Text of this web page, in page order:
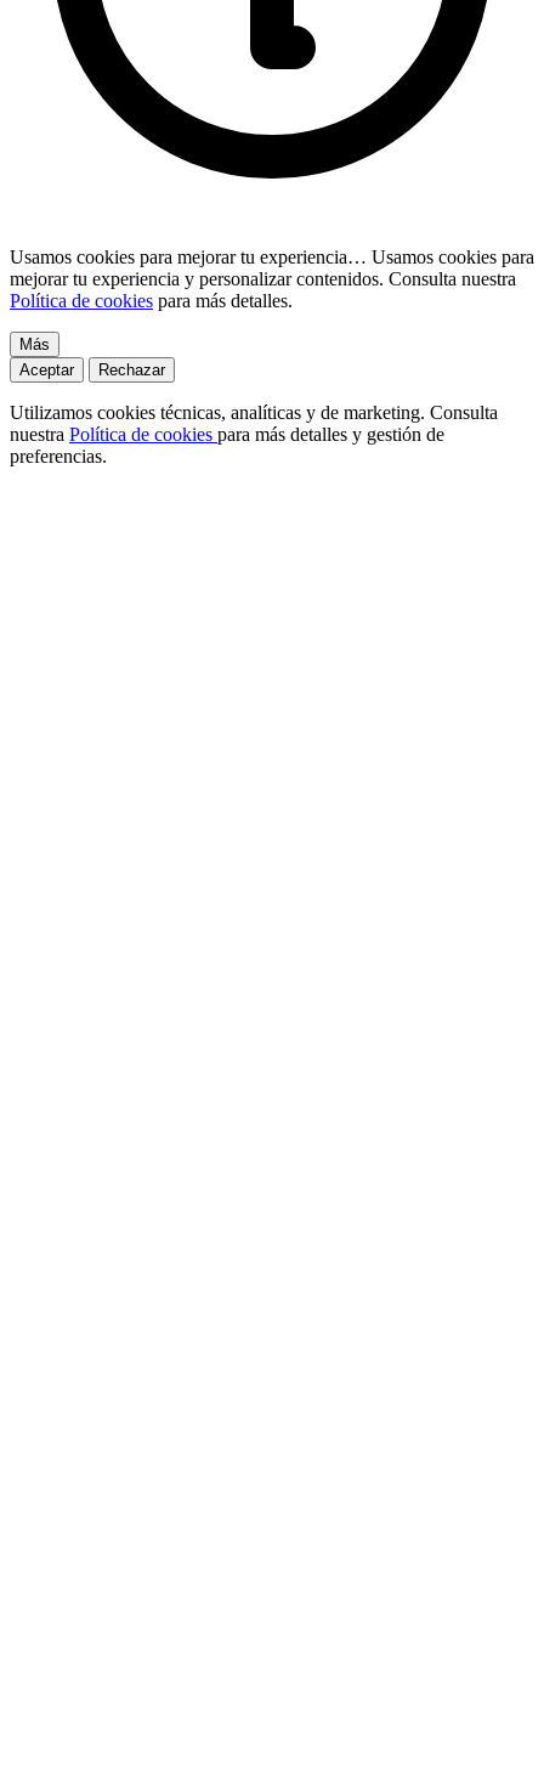
Usamos cookies para mejorar tu experiencia… Usamos cookies para
mejorar tu experiencia y personalizar contenidos. Consulta nuestra
Política de cookies para más detalles.
Más
Aceptar
Rechazar
Utilizamos cookies técnicas, analíticas y de marketing. Consulta
nuestra Política de cookies para más detalles y gestión de
preferencias.